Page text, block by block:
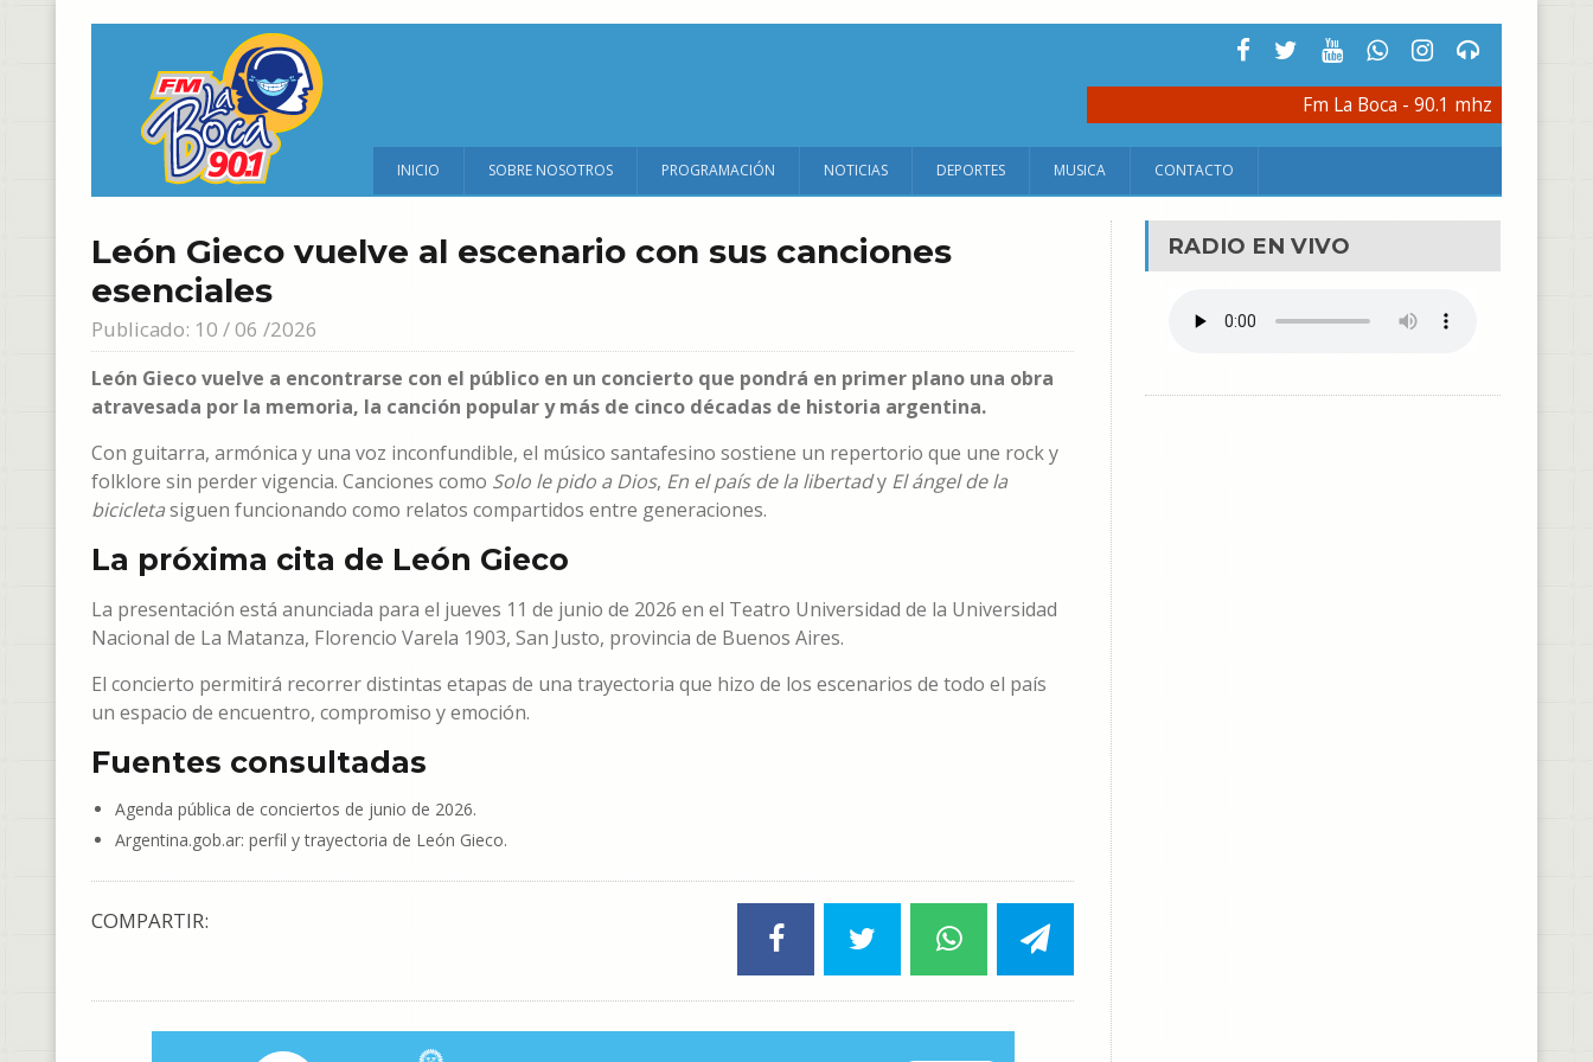
Fm La Boca - 90.1 mhz
INICIO SOBRE NOSOTROS PROGRAMACIÓN NOTICIAS DEPORTES MUSICA CONTACTO
León Gieco vuelve al escenario con sus canciones
esenciales
Publicado: 10 / 06 /2026
León Gieco vuelve a encontrarse con el público en un concierto que pondrá en primer plano una obra
atravesada por la memoria, la canción popular y más de cinco décadas de historia argentina.
Con guitarra, armónica y una voz inconfundible, el músico santafesino sostiene un repertorio que une rock y
folklore sin perder vigencia. Canciones como Solo le pido a Dios, En el país de la libertady El ángel de la
bicicletasiguen funcionando como relatos compartidos entre generaciones.
La próxima cita de León Gieco
La presentación está anunciada para el jueves 11 de junio de 2026 en el Teatro Universidad de la Universidad
Nacional de La Matanza, Florencio Varela 1903, San Justo, provincia de Buenos Aires.
El concierto permitirá recorrer distintas etapas de una trayectoria que hizo de los escenarios de todo el país
un espacio de encuentro, compromiso y emoción.
Fuentes consultadas
Agenda pública de conciertos de junio de 2026.
Argentina.gob.ar: perfil y trayectoria de León Gieco.
COMPARTIR:
RADIO EN VIVO